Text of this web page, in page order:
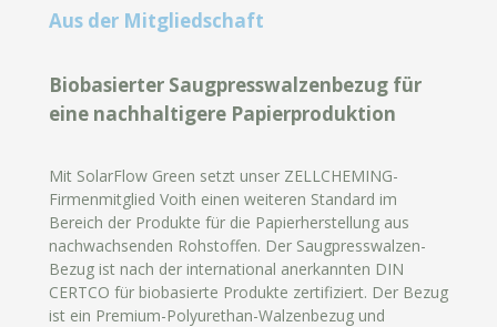
Aus der Mitgliedschaft
Biobasierter Saugpresswalzenbezug für
eine nachhaltigere Papierproduktion
Mit SolarFlow Green setzt unser ZELLCHEMING-
Firmenmitglied Voith einen weiteren Standard im
Bereich der Produkte für die Papierherstellung aus
nachwachsenden Rohstoffen. Der Saugpresswalzen-
Bezug ist nach der international anerkannten DIN
CERTCO für biobasierte Produkte zertifiziert. Der Bezug
ist ein Premium-Polyurethan-Walzenbezug und